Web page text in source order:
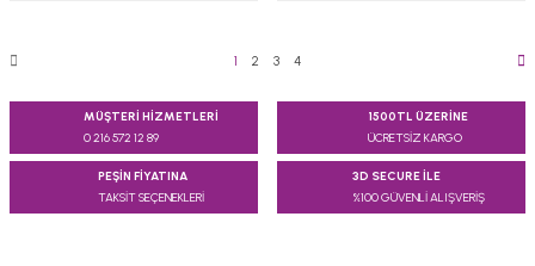
1 2 3 4
MÜŞTERİ HİZMETLERİ
0 216 572 12 89
1500TL ÜZERİNE
ÜCRETSİZ KARGO
PEŞİN FİYATINA
TAKSİT SEÇENEKLERİ
3D SECURE İLE
%100 GÜVENLİ ALIŞVERİŞ